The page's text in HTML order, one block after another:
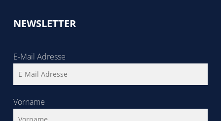
NEWSLETTER
E-Mail Adresse
Vorname